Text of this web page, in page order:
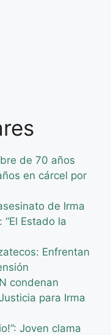
de 70 años
en cárcel por
de Irma
Estado la
Enfrentan
condenan
para Irma
Joven clama